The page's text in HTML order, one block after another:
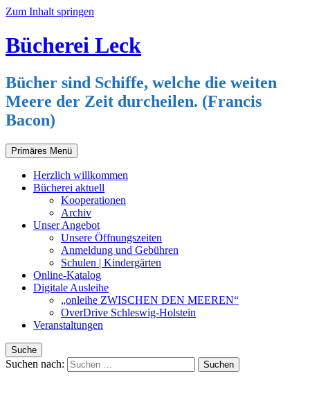
Zum Inhalt springen
Bücherei Leck
Bücher sind Schiffe, welche die weiten
Meere der Zeit durcheilen. (Francis
Bacon)
Primäres Menü
Herzlich willkommen
Bücherei aktuell
Kooperationen
Archiv
Unser Angebot
Unsere Öffnungszeiten
Anmeldung und Gebühren
Schulen | Kindergärten
Online-Katalog
Digitale Ausleihe
„onleihe ZWISCHEN DEN MEEREN“
OverDrive Schleswig-Holstein
Veranstaltungen
Suche
Suchen nach: